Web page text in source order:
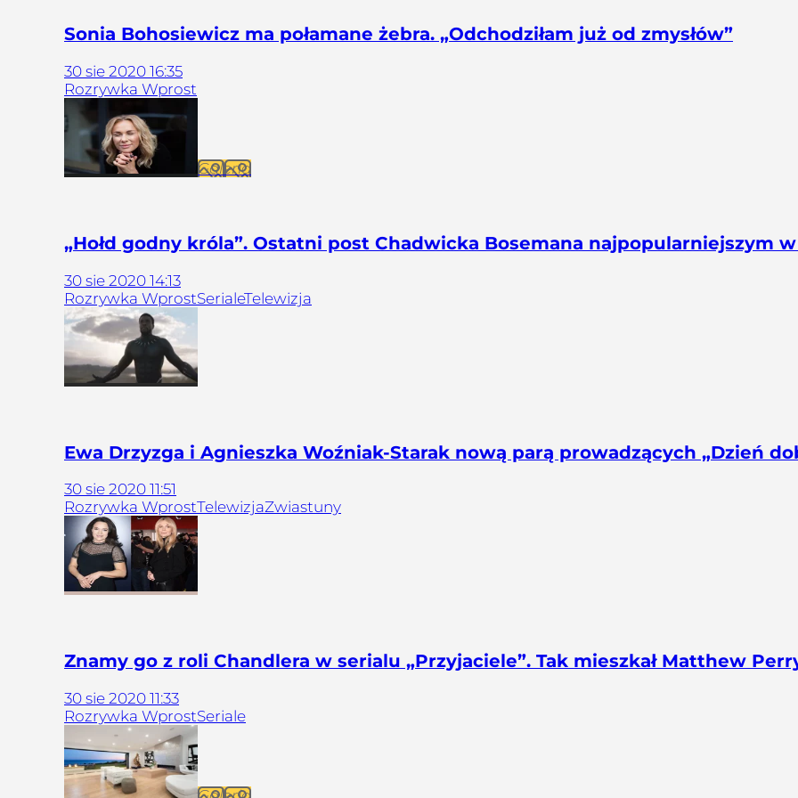
Sonia Bohosiewicz ma połamane żebra. „Odchodziłam już od zmysłów”
30 sie 2020 16:35
Rozrywka Wprost
Galeria
„Hołd godny króla”. Ostatni post Chadwicka Bosemana najpopularniejszym
30 sie 2020 14:13
Rozrywka WprostSerialeTelewizja
Ewa Drzyzga i Agnieszka Woźniak-Starak nową parą prowadzących „Dzień
30 sie 2020 11:51
Rozrywka WprostTelewizjaZwiastuny
Znamy go z roli Chandlera w serialu „Przyjaciele”. Tak mieszkał Matthew
30 sie 2020 11:33
Rozrywka WprostSeriale